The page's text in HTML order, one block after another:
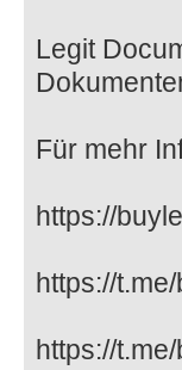
Legit
Für mehr
https://
https://
https://